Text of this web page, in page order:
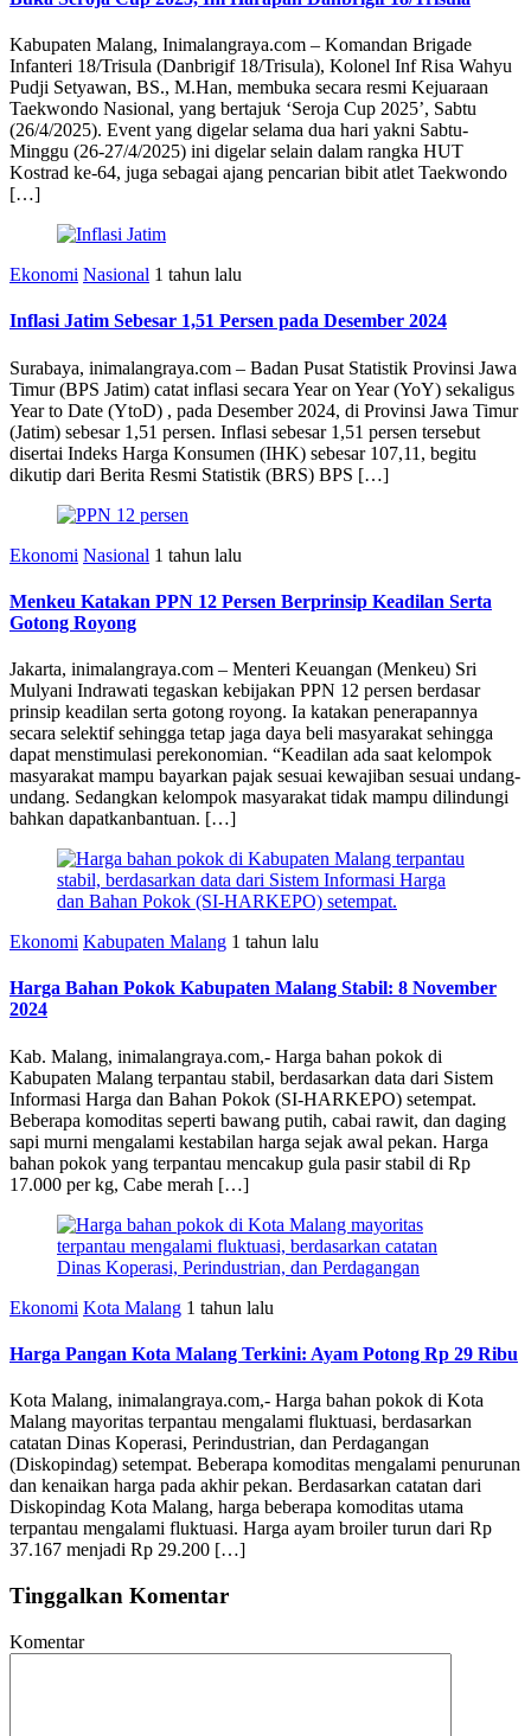
Kabupaten Malang, Inimalangraya.com – Komandan Brigade
Infanteri 18/Trisula (Danbrigif 18/Trisula), Kolonel Inf Risa Wahyu
Pudji Setyawan, BS., M.Han, membuka secara resmi Kejuaraan
Taekwondo Nasional, yang bertajuk ‘Seroja Cup 2025’, Sabtu
(26/4/2025). Event yang digelar selama dua hari yakni Sabtu-
Minggu (26-27/4/2025) ini digelar selain dalam rangka HUT
Kostrad ke-64, juga sebagai ajang pencarian bibit atlet Taekwondo
[…]
Ekonomi Nasional 1 tahun lalu
Inflasi Jatim Sebesar 1,51 Persen pada Desember 2024
Surabaya, inimalangraya.com – Badan Pusat Statistik Provinsi Jawa
Timur (BPS Jatim) catat inflasi secara Year on Year (YoY) sekaligus
Year to Date (YtoD) , pada Desember 2024, di Provinsi Jawa Timur
(Jatim) sebesar 1,51 persen. Inflasi sebesar 1,51 persen tersebut
disertai Indeks Harga Konsumen (IHK) sebesar 107,11, begitu
dikutip dari Berita Resmi Statistik (BRS) BPS […]
Ekonomi Nasional 1 tahun lalu
Menkeu Katakan PPN 12 Persen Berprinsip Keadilan Serta
Gotong Royong
Jakarta, inimalangraya.com – Menteri Keuangan (Menkeu) Sri
Mulyani Indrawati tegaskan kebijakan PPN 12 persen berdasar
prinsip keadilan serta gotong royong. Ia katakan penerapannya
secara selektif sehingga tetap jaga daya beli masyarakat sehingga
dapat menstimulasi perekonomian. “Keadilan ada saat kelompok
masyarakat mampu bayarkan pajak sesuai kewajiban sesuai undang-
undang. Sedangkan kelompok masyarakat tidak mampu dilindungi
bahkan dapatkanbantuan. […]
Ekonomi Kabupaten Malang 1 tahun lalu
Harga Bahan Pokok Kabupaten Malang Stabil: 8 November
2024
Kab. Malang, inimalangraya.com,- Harga bahan pokok di
Kabupaten Malang terpantau stabil, berdasarkan data dari Sistem
Informasi Harga dan Bahan Pokok (SI-HARKEPO) setempat.
Beberapa komoditas seperti bawang putih, cabai rawit, dan daging
sapi murni mengalami kestabilan harga sejak awal pekan. Harga
bahan pokok yang terpantau mencakup gula pasir stabil di Rp
17.000 per kg, Cabe merah […]
Ekonomi Kota Malang 1 tahun lalu
Harga Pangan Kota Malang Terkini: Ayam Potong Rp 29 Ribu
Kota Malang, inimalangraya.com,- Harga bahan pokok di Kota
Malang mayoritas terpantau mengalami fluktuasi, berdasarkan
catatan Dinas Koperasi, Perindustrian, dan Perdagangan
(Diskopindag) setempat. Beberapa komoditas mengalami penurunan
dan kenaikan harga pada akhir pekan. Berdasarkan catatan dari
Diskopindag Kota Malang, harga beberapa komoditas utama
terpantau mengalami fluktuasi. Harga ayam broiler turun dari Rp
37.167 menjadi Rp 29.200 […]
Tinggalkan Komentar
Komentar